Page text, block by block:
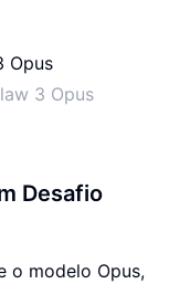
3 Opus
Desafio
o modelo Opus,